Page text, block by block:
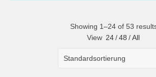
Showing 1–24 of 53
View 24 / 48 / All